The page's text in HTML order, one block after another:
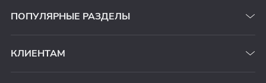
ПОПУЛЯРНЫЕ РАЗДЕЛЫ
КЛИЕНТАМ